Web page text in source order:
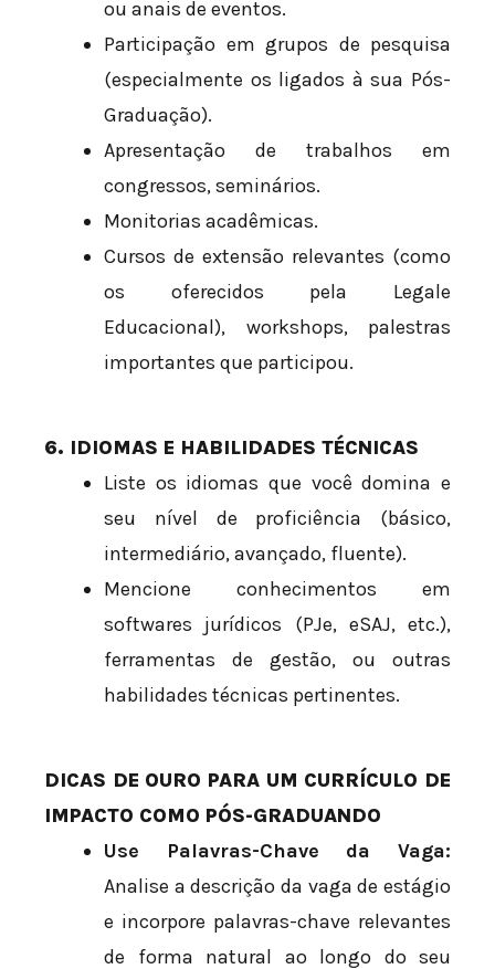
ou anais de eventos.
Participação em grupos de pesquisa
(especialmente os ligados à sua Pós-
Graduação).
Apresentação de trabalhos em
congressos, seminários.
Monitorias acadêmicas.
Cursos de extensão relevantes (como
os oferecidos pela Legale
Educacional), workshops, palestras
importantes que participou.
6. IDIOMAS E HABILIDADES TÉCNICAS
Liste os idiomas que você domina e
seu nível de proficiência (básico,
intermediário, avançado, fluente).
Mencione conhecimentos em
softwares jurídicos (PJe, eSAJ, etc.),
ferramentas de gestão, ou outras
habilidades técnicas pertinentes.
DICAS DE OURO PARA UM CURRÍCULO DE
IMPACTO COMO PÓS-GRADUANDO
Use Palavras-Chave da Vaga:
Analise a descrição da vaga de estágio
e incorpore palavras-chave relevantes
de forma natural ao longo do seu